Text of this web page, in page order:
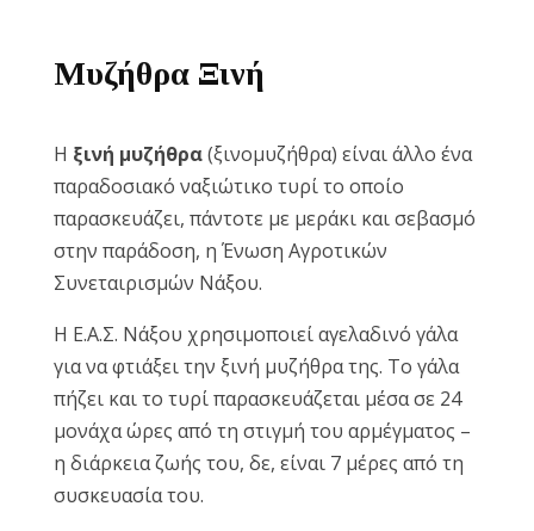
Μυζήθρα Ξινή
Η ξινή μυζήθρα(ξινομυζήθρα) είναι άλλο ένα
παραδοσιακό ναξιώτικο τυρί το οποίο
παρασκευάζει, πάντοτε με μεράκι και σεβασμό
στην παράδοση, η Ένωση Αγροτικών
Συνεταιρισμών Νάξου.
Η Ε.Α.Σ. Νάξου χρησιμοποιεί αγελαδινό γάλα
για να φτιάξει την ξινή μυζήθρα της. Το γάλα
πήζει και το τυρί παρασκευάζεται μέσα σε 24
μονάχα ώρες από τη στιγμή του αρμέγματος –
η διάρκεια ζωής του, δε, είναι 7 μέρες από τη
συσκευασία του.